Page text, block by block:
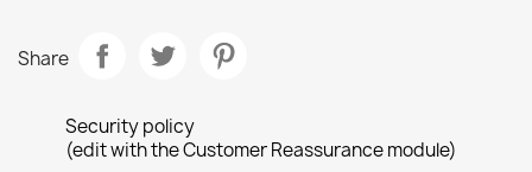
Share
Security policy
(edit with the Customer Reassurance module)